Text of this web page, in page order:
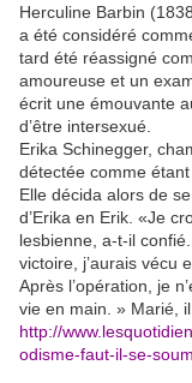
Herculine Barbin
a été considéré
tard été réassigné
amoureuse et un
écrit une émouvante
d’être intersexué.
Erika Schinegger,
détectée comme
Elle décida alors de
d’Erika en Erik. «Je
lesbienne, a-t-il
victoire, j’aurais vécu
Après l’opération, je
vie en main. » Marié,
http://
odisme-faut-il-se-